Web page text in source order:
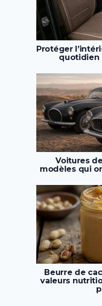
Protéger
quotidien
Voitures
modèles qui
Beurre de
valeurs